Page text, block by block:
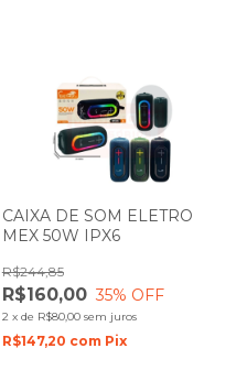
CAIXA DE SOM ELETRO
MEX 50W IPX6
R$160,00
R$244,85
35% OFF
2 x de R$80,00 sem juros
R$147,20 com Pix